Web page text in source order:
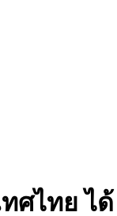
ศไทย ได้